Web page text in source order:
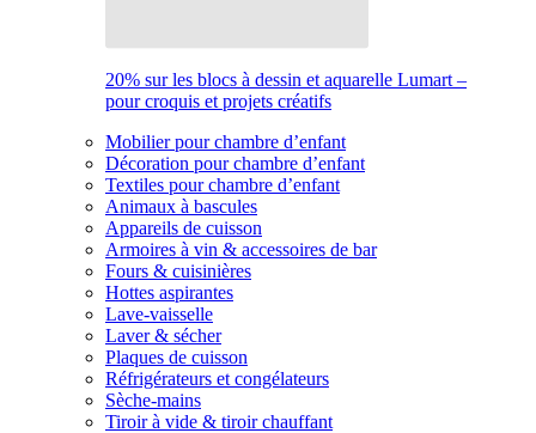
20% sur les blocs à dessin et aquarelle Lumart –
pour croquis et projets créatifs
Mobilier pour chambre d’enfant
Décoration pour chambre d’enfant
Textiles pour chambre d’enfant
Animaux à bascules
Appareils de cuisson
Armoires à vin & accessoires de bar
Fours & cuisinières
Hottes aspirantes
Lave-vaisselle
Laver & sécher
Plaques de cuisson
Réfrigérateurs et congélateurs
Sèche-mains
Tiroir à vide & tiroir chauffant